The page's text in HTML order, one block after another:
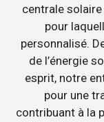
centrale solaire
pour
personnalisé.
de l’énergie
esprit, notre
pour une
contribuant à la